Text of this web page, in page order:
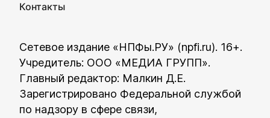
Контакты
Сетевое издание «НПФы.РУ» (npfi.ru). 16+.
Учредитель: ООО «МЕДИА ГРУПП».
Главный редактор: Малкин Д.Е.
Зарегистрировано Федеральной службой
по надзору в сфере связи,